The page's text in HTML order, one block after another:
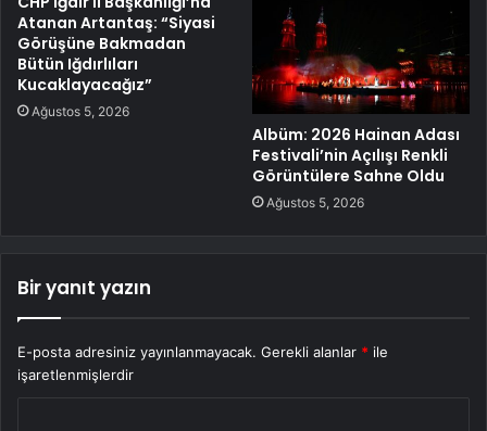
Atanan Artantaş: “Siyasi
Görüşüne Bakmadan
Bütün Iğdırlıları
Kucaklayacağız”
Ağustos 5, 2026
Albüm: 2026 Hainan Adası
Festivali’nin Açılışı Renkli
Görüntülere Sahne Oldu
Ağustos 5, 2026
Bir yanıt yazın
E-posta adresiniz yayınlanmayacak. Gerekli alanlar * ile
işaretlenmişlerdir